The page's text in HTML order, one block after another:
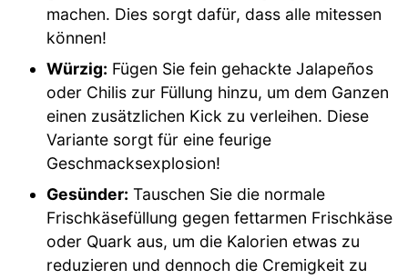
machen. Dies sorgt dafür, dass alle mitessen
können!
Würzig: Fügen Sie fein gehackte Jalapeños
oder Chilis zur Füllung hinzu, um dem Ganzen
einen zusätzlichen Kick zu verleihen. Diese
Variante sorgt für eine feurige
Geschmacksexplosion!
Gesünder: Tauschen Sie die normale
Frischkäsefüllung gegen fettarmen Frischkäse
oder Quark aus, um die Kalorien etwas zu
reduzieren und dennoch die Cremigkeit zu